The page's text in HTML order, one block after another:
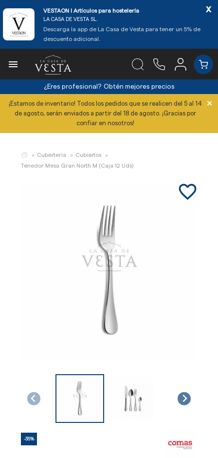
VESTAON l Artículos para hostelería
LA CASA DE VESTA SL.
Descarga la app de La Casa de Vesta para tener un 5% de
descuento adicional.
x

¿Eres profesional? Obtén mejores precios
¡Estamos de inventario! Todos los pedidos que se realicen del 5 al 14
de agosto, serán enviados a partir del 18 de agosto. ¡Gracias por
confiar en nosotros!
×
Cubertería
Cubiertos
Tenedor Mesa Gran North M (Caja 12 Uds)
favorite_border
-35%